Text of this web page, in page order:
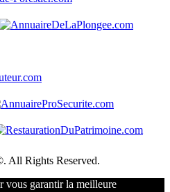
All Rights Reserved.
vous garantir la meilleure